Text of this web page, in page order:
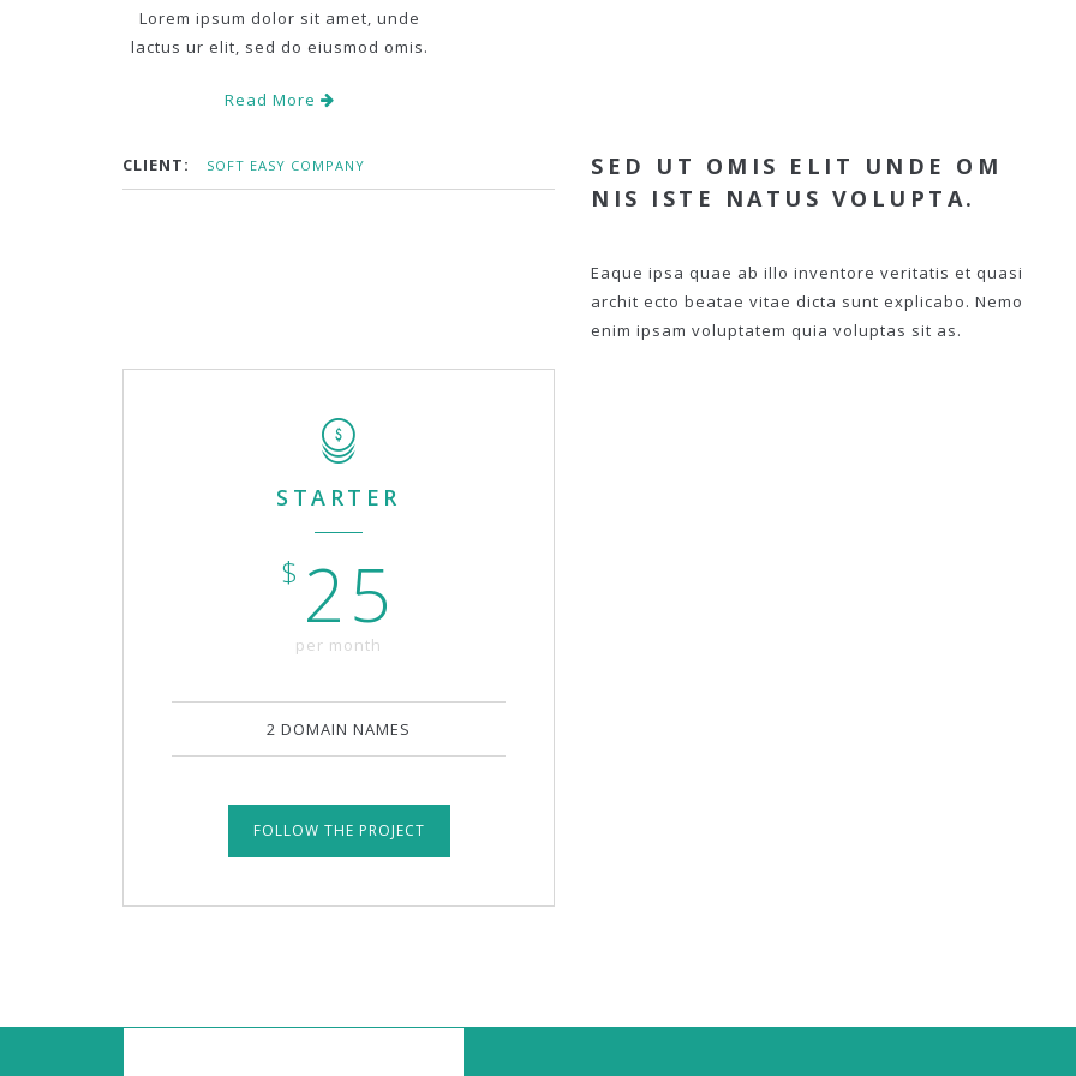
Lorem ipsum dolor sit amet, unde
lactus ur elit, sed do eiusmod omis.
Read More
CLIENT: SOFT EASY COMPANY
SED UT OMIS ELIT UNDE OM
NIS ISTE NATUS VOLUPTA.
Eaque ipsa quae ab illo inventore veritatis et quasi
archit ecto beatae vitae dicta sunt explicabo. Nemo
enim ipsam voluptatem quia voluptas sit as.
STARTER
$ 25
per month
2 DOMAIN NAMES
FOLLOW THE PROJECT